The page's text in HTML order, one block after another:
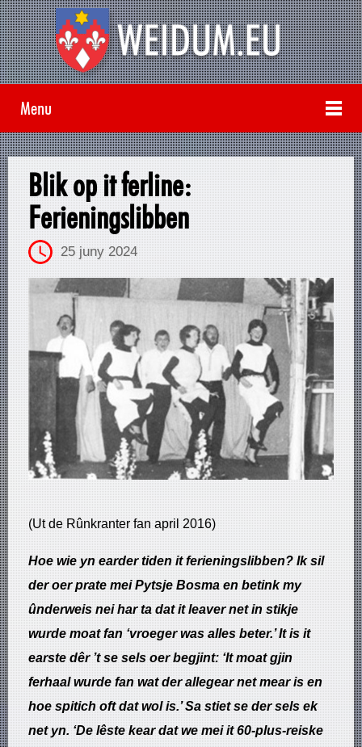
Menu
Blik op it ferline:
Ferieningslibben
25 juny 2024
(Ut de Rûnkranter fan april 2016)
Hoe wie yn earder tiden it ferieningslibben? Ik sil
der oer prate mei Pytsje Bosma en betink my
ûnderweis nei har ta dat it leaver net in stikje
wurde moat fan ‘vroeger was alles beter.’ It is it
earste dêr ’t se sels oer begjint: ‘It moat gjin
ferhaal wurde fan wat der allegear net mear is en
hoe spitich oft dat wol is.’ Sa stiet se der sels ek
net yn. ‘De lêste kear dat we mei it 60-plus-reiske